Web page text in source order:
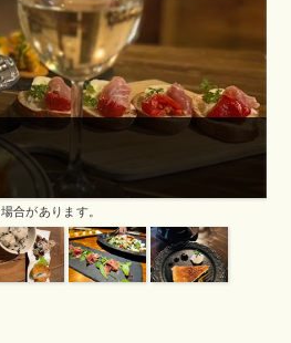
2品選べました 更に食後のデザー
合があります。